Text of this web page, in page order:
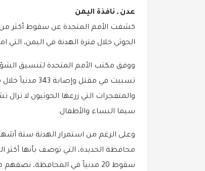
عدن ـ نافذة اليمن
الحوثي خلال فترة الهدنة في اليمن،
ووفق مكتب الأمم المتحدة لتنسيق الشؤون
والمتفجرات التي زرعها الحوثيون لا
سيما النساء والأطفال.
محافظة الحديدة، التي توصف بأنها أكثر
سقوط 20 مدنياً في المحافظة، نصفهم من الأطفال خلال الأسبوع الأخير من الهدنة.